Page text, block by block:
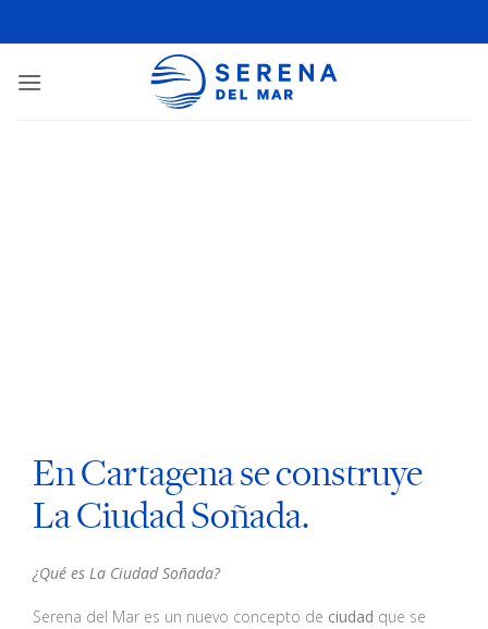
En Cartagena se construye
La Ciudad Soñada.
¿Qué es La Ciudad Soñada?
Serena del Mar es un nuevo concepto de ciudad que se